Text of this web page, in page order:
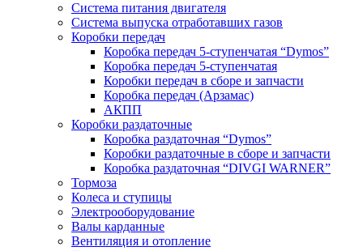
Система питания двигателя
Система выпуска отработавших газов
Коробки передач
Коробка передач 5-ступенчатая “Dymos”
Коробка передач 5-ступенчатая
Коробки передач в сборе и запчасти
Коробка передач (Арзамас)
АКПП
Коробки раздаточные
Коробка раздаточная “Dymos”
Коробки раздаточные в сборе и запчасти
Коробка раздаточная “DIVGI WARNER”
Тормоза
Колеса и ступицы
Электрооборудование
Валы карданные
Вентиляция и отопление